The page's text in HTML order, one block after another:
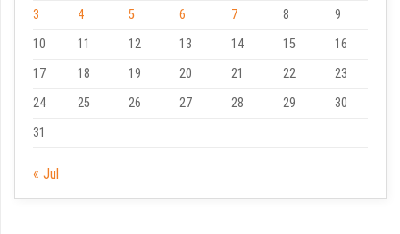
3
4 5 6 7 8
9
10
11 12 13 14 15
16
17
18 19 20 21 22
23
24
25 26 27 28 29
30
31
« Jul